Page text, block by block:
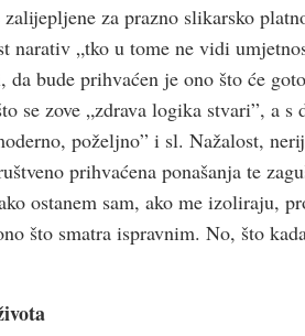
zalijepljene za prazno slikarsko
narativ „tko u tome ne vidi
da bude prihvaćen je ono što će
se zove „zdrava logika stvari”, a
poželjno” i sl. Nažalost,
prihvaćena ponašanja te
ostanem sam, ako me izoliraju,
što smatra ispravnim. No, što